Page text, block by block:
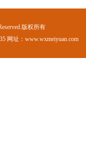
版权所有
网址：www.wxmeiyuan.com